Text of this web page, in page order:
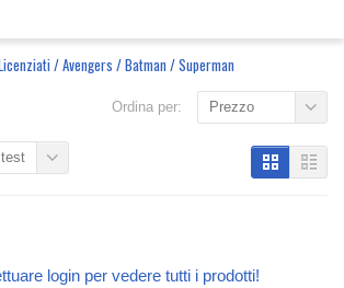
/Avengers / Batman / Superman
Ordina per: Prezzo
Elementi test
login per vedere tutti i prodotti!